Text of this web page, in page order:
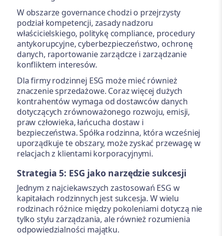
W obszarze governance chodzi o przejrzysty
podział kompetencji, zasady nadzoru
właścicielskiego, politykę compliance, procedury
antykorupcyjne, cyberbezpieczeństwo, ochronę
danych, raportowanie zarządcze i zarządzanie
konfliktem interesów.
Dla firmy rodzinnej ESG może mieć również
znaczenie sprzedażowe. Coraz więcej dużych
kontrahentów wymaga od dostawców danych
dotyczących zrównoważonego rozwoju, emisji,
praw człowieka, łańcucha dostaw i
bezpieczeństwa. Spółka rodzinna, która wcześniej
uporządkuje te obszary, może zyskać przewagę w
relacjach z klientami korporacyjnymi.
Strategia 5: ESG jako narzędzie sukcesji
Jednym z najciekawszych zastosowań ESG w
kapitałach rodzinnych jest sukcesja. W wielu
rodzinach różnice między pokoleniami dotyczą nie
tylko stylu zarządzania, ale również rozumienia
odpowiedzialności majątku.